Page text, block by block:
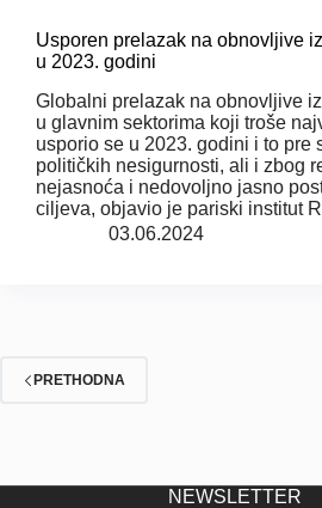
Usporen prelazak na obnovljive
u 2023. godini
Globalni prelazak na obnovljive
u glavnim sektorima koji troše
usporio se u 2023. godini i to pre
političkih nesigurnosti, ali i zbog
nejasnoća i nedovoljno jasno
ciljeva, objavio je pariski institut
03.06.2024
PRETHODNA
NEWSLETTER